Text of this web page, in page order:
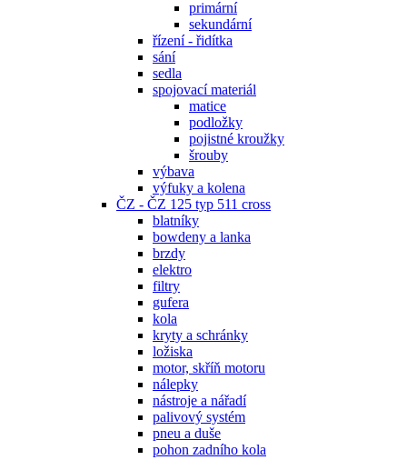
primární
sekundární
řízení - řidítka
sání
sedla
spojovací materiál
matice
podložky
pojistné kroužky
šrouby
výbava
výfuky a kolena
ČZ - ČZ 125 typ 511 cross
blatníky
bowdeny a lanka
brzdy
elektro
filtry
gufera
kola
kryty a schránky
ložiska
motor, skříň motoru
nálepky
nástroje a nářadí
palivový systém
pneu a duše
pohon zadního kola